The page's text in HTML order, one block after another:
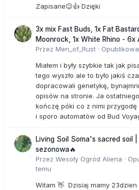
Zapisane😉👍 Dzięki
3x mix Fast Buds, 1x Fat
Moonrock, 1x White Rhino - 6x
Przez Men_of_Rust ·
Miałem i były szybkie tak jak
tego wyszło ale to było jakiś
dopracowali genetykę,
opisów na stronie. Ja
kończę póki co z nimi
i sporo automatów od Bud
Living Soil Soma's sacred soil |
sezonowa🔥
Przez Wesoły Ogród Aliena ·
temu
Witam 👋 Dzisiaj mamy